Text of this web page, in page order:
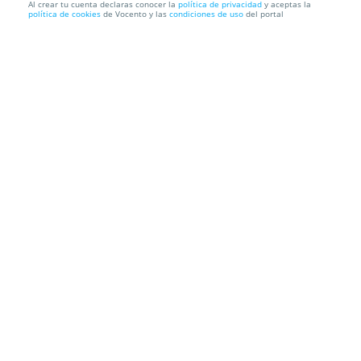
Entrada de día completo al parque
Al crear tu cuenta declaras conocer la política de privacidad y aceptas la
política de cookies de Vocento y las condiciones de uso del portal